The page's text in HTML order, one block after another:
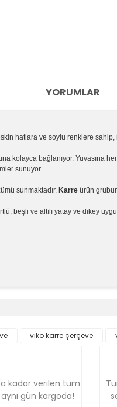
YORUMLAR
hatlara ve soylu renklere
kolayca bağlanıyor. Yuvasına
sunuyor.
sunmaktadır. Karre ürün
beşli ve altılı yatay ve dikey
viko karre çerçeve
kadar verilen tüm
gün kargoda!